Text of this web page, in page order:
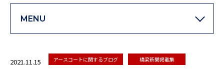
MENU
2021.11.15 アースコートに関するブログ 橋梁新聞掲載集